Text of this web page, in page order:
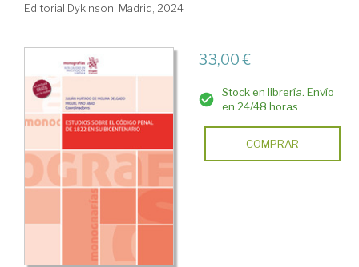
Editorial Dykinson. Madrid, 2024
33,00 €
Stock en librería. Envío
en 24/48 horas
COMPRAR